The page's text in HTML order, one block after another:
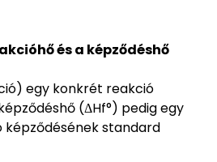
és a képződéshő
egy konkrét reakció
(ΔHf°) pedig egy
képződésének standard